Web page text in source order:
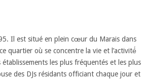
Il est situé en plein cœur du Marais dans
quartier où se concentre la vie et l’activité́
établissements les plus fréquentés et les plus
des DJs résidants officiant chaque jour et